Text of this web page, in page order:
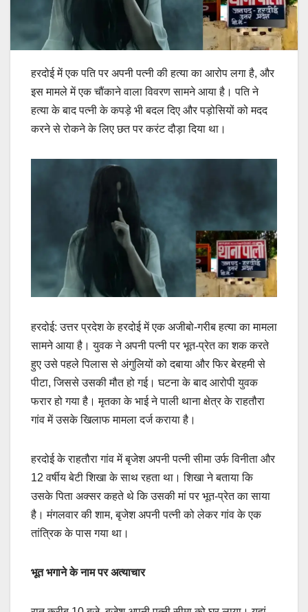
हरदोई में एक पति पर अपनी पत्नी की हत्या का आरोप लगा है, और
इस मामले में एक चौंकाने वाला विवरण सामने आया है। पति ने
हत्या के बाद पत्नी के कपड़े भी बदल दिए और पड़ोसियों को मदद
करने से रोकने के लिए छत पर करंट दौड़ा दिया था।
हरदोई: उत्तर प्रदेश के हरदोई में एक अजीबो-गरीब हत्या का मामला
सामने आया है। युवक ने अपनी पत्नी पर भूत-प्रेत का शक करते
हुए उसे पहले पिलास से अंगुलियों को दबाया और फिर बेरहमी से
पीटा, जिससे उसकी मौत हो गई। घटना के बाद आरोपी युवक
फरार हो गया है। मृतका के भाई ने पाली थाना क्षेत्र के राहतौरा
गांव में उसके खिलाफ मामला दर्ज कराया है।
हरदोई के राहतौरा गांव में बृजेश अपनी पत्नी सीमा उर्फ विनीता और
12 वर्षीय बेटी शिखा के साथ रहता था। शिखा ने बताया कि
उसके पिता अक्सर कहते थे कि उसकी मां पर भूत-प्रेत का साया
है। मंगलवार की शाम, बृजेश अपनी पत्नी को लेकर गांव के एक
तांत्रिक के पास गया था।
भूत भगाने के नाम पर अत्याचार